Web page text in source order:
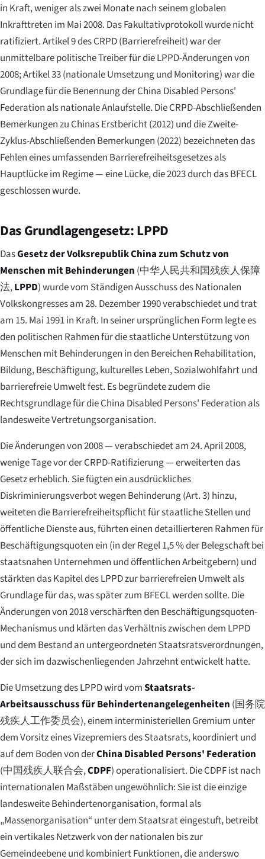
in Kraft, weniger als zwei Monate nach seinem globalen
Inkrafttreten im Mai 2008. Das Fakultativprotokoll wurde nicht
ratifiziert. Artikel 9 des CRPD (Barrierefreiheit) war der
unmittelbare politische Treiber für die LPPD-Änderungen von
2008; Artikel 33 (nationale Umsetzung und Monitoring) war die
Grundlage für die Benennung der China Disabled Persons'
Federation als nationale Anlaufstelle. Die CRPD-Abschließenden
Bemerkungen zu Chinas Erstbericht (2012) und die Zweite-
Zyklus-Abschließenden Bemerkungen (2022) bezeichneten das
Fehlen eines umfassenden Barrierefreiheitsgesetzes als
Hauptlücke im Regime — eine Lücke, die 2023 durch das BFECL
geschlossen wurde.
Das Grundlagengesetz: LPPD
DasGesetz der Volksrepublik China zum Schutz von
Menschen mit Behinderungen (中华人民共和国残疾人保障
法,LPPD) wurde vom Ständigen Ausschuss des Nationalen
Volkskongresses am 28. Dezember 1990 verabschiedet und trat
am 15. Mai 1991 in Kraft. In seiner ursprünglichen Form legte es
den politischen Rahmen für die staatliche Unterstützung von
Menschen mit Behinderungen in den Bereichen Rehabilitation,
Bildung, Beschäftigung, kulturelles Leben, Sozialwohlfahrt und
barrierefreie Umwelt fest. Es begründete zudem die
Rechtsgrundlage für die China Disabled Persons' Federation als
landesweite Vertretungsorganisation.
Die Änderungen von 2008 — verabschiedet am 24. April 2008,
wenige Tage vor der CRPD-Ratifizierung — erweiterten das
Gesetz erheblich. Sie fügten ein ausdrückliches
Diskriminierungsverbot wegen Behinderung (Art. 3) hinzu,
weiteten die Barrierefreiheitspflicht für staatliche Stellen und
öffentliche Dienste aus, führten einen detaillierteren Rahmen für
Beschäftigungsquoten ein (in der Regel 1,5 % der Belegschaft bei
staatsnahen Unternehmen und öffentlichen Arbeitgebern) und
stärkten das Kapitel des LPPD zur barrierefreien Umwelt als
Grundlage für das, was später zum BFECL werden sollte. Die
Änderungen von 2018 verschärften den Beschäftigungsquoten-
Mechanismus und klärten das Verhältnis zwischen dem LPPD
und dem Bestand an untergeordneten Staatsratsverordnungen,
der sich im dazwischenliegenden Jahrzehnt entwickelt hatte.
Die Umsetzung des LPPD wird vomStaatsrats-
Arbeitsausschuss für Behindertenangelegenheiten (国务院
残疾人工作委员会), einem interministeriellen Gremium unter
dem Vorsitz eines Vizepremiers des Staatsrats, koordiniert und
auf dem Boden von derChina Disabled Persons' Federation
(中国残疾人联合会,CDPF) operationalisiert. Die CDPF ist nach
internationalen Maßstäben ungewöhnlich: Sie ist die einzige
landesweite Behindertenorganisation, formal als
„Massenorganisation“ unter dem Staatsrat eingestuft, betreibt
ein vertikales Netzwerk von der nationalen bis zur
Gemeindeebene und kombiniert Funktionen, die anderswo